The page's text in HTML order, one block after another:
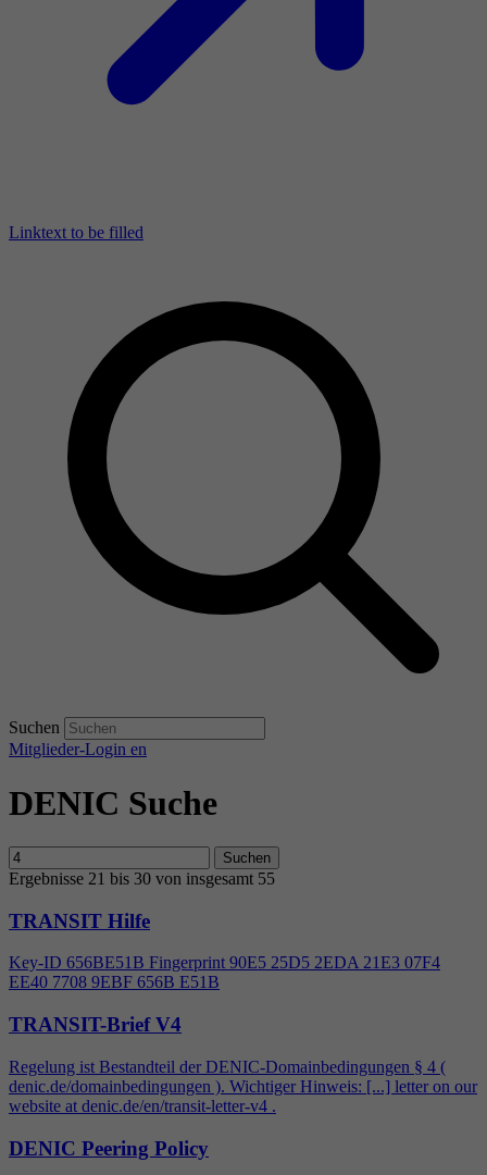
Linktext to be filled
Suchen
Mitglieder-Login en
DENIC Suche
Suchen
Ergebnisse 21 bis 30 von insgesamt 55
TRANSIT Hilfe
Key-ID 656BE51B Fingerprint 90E5 25D5 2EDA 21E3 07F4
EE40 7708 9EBF 656B E51B
TRANSIT-Brief V4
Regelung ist Bestandteil der DENIC-Domainbedingungen § 4 (
denic.de/domainbedingungen ). Wichtiger Hinweis: [...] letter on our
website at denic.de/en/transit-letter-v4 .
DENIC Peering Policy